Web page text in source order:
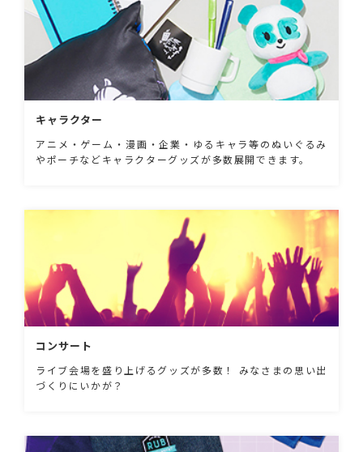
キャラクター
アニメ・ゲーム・漫画・企業・ゆるキャラ等のぬいぐるみ
やポーチなどキャラクターグッズが多数展開できます。
コンサート
ライブ会場を盛り上げるグッズが多数！ みなさまの思い出
づくりにいかが？